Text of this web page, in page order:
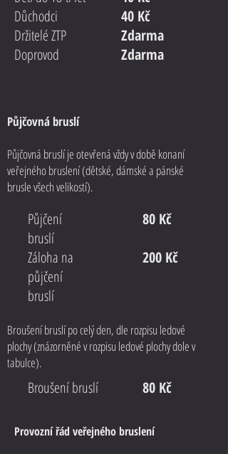
Důchodci
Držitelé ZTP
Doprovod
40 Kč
Zdarma
Zdarma
Půjčovná bruslí
Půjčovná bruslí je otevřená vždy v době konaní
veřejného bruslení (dětské, dámské a pánské
brusle všech velikostí).
Půjčení
bruslí
80 Kč
Záloha na
půjčení
bruslí
200 Kč
Broušení bruslí po celý den, dle rozpisu ledové
plochy (znázorněné v rozpisu ledové plochy dole v
tabulce).
Broušení bruslí 80 Kč
Provozní řád veřejného bruslení